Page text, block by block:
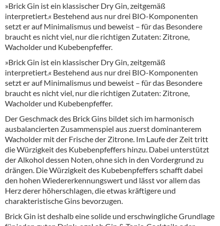
»Brick Gin ist ein klassischer Dry Gin, zeitgemäß
interpretiert.« Bestehend aus nur drei BIO-Komponenten
setzt er auf Minimalismus und beweist – für das Besondere
braucht es nicht viel, nur die richtigen Zutaten: Zitrone,
Wacholder und Kubebenpfeffer.
»Brick Gin ist ein klassischer Dry Gin, zeitgemäß
interpretiert.« Bestehend aus nur drei BIO-Komponenten
setzt er auf Minimalismus und beweist – für das Besondere
braucht es nicht viel, nur die richtigen Zutaten: Zitrone,
Wacholder und Kubebenpfeffer.
Der Geschmack des Brick Gins bildet sich im harmonisch
ausbalancierten Zusammenspiel aus zuerst dominanterem
Wacholder mit der Frische der Zitrone. Im Laufe der Zeit tritt
die Würzigkeit des Kubebenpfeffers hinzu. Dabei unterstützt
der Alkohol dessen Noten, ohne sich in den Vordergrund zu
drängen. Die Würzigkeit des Kubebenpfeffers schafft dabei
den hohen Wiedererkennungswert und lässt vor allem das
Herz derer höherschlagen, die etwas kräftigere und
charakteristische Gins bevorzugen.
Brick Gin ist deshalb eine solide und erschwingliche Grundlage